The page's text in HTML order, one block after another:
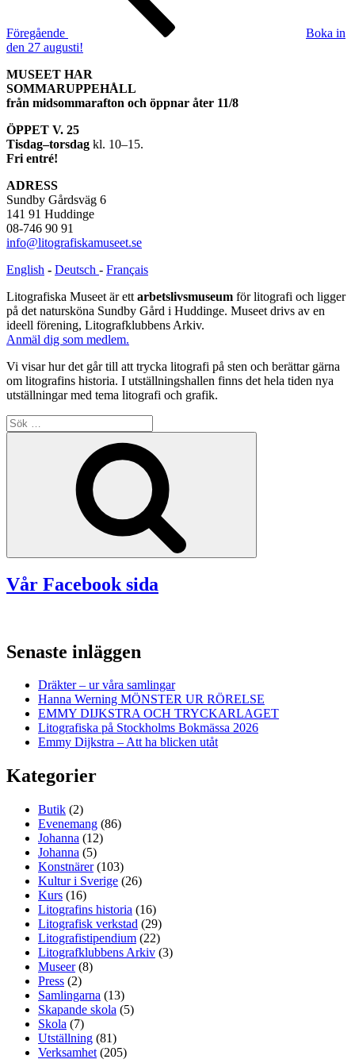
Föregående
Boka in
den 27 augusti!
MUSEET HAR
SOMMARUPPEHÅLL
från midsommarafton och öppnar åter 11/8
ÖPPET V. 25
Tisdag–torsdag kl. 10–15.
Fri entré!
ADRESS
Sundby Gårdsväg 6
141 91 Huddinge
08-746 90 91
info@litografiskamuseet.se
English - Deutsch - Français
Litografiska Museet är ett arbetslivsmuseum för litografi och ligger
på det natursköna Sundby Gård i Huddinge. Museet drivs av en
ideell förening, Litografklubbens Arkiv.
Anmäl dig som medlem.
Vi visar hur det går till att trycka litografi på sten och berättar gärna
om litografins historia. I utställningshallen finns det hela tiden nya
utställningar med tema litografi och grafik.
Sök
efter:
Vår Facebook sida
Senaste inläggen
Dräkter – ur våra samlingar
Hanna Werning MÖNSTER UR RÖRELSE
EMMY DIJKSTRA OCH TRYCKARLAGET
Litografiska på Stockholms Bokmässa 2026
Emmy Dijkstra – Att ha blicken utåt
Kategorier
Butik (2)
Evenemang (86)
Johanna (12)
Johanna (5)
Konstnärer(103)
Kultur i Sverige (26)
Kurs (16)
Litografins historia (16)
Litografisk verkstad (29)
Litografistipendium (22)
Litografklubbens Arkiv (3)
Museer(8)
Press (2)
Samlingarna (13)
Skapande skola (5)
Skola (7)
Utställning (81)
Verksamhet (205)